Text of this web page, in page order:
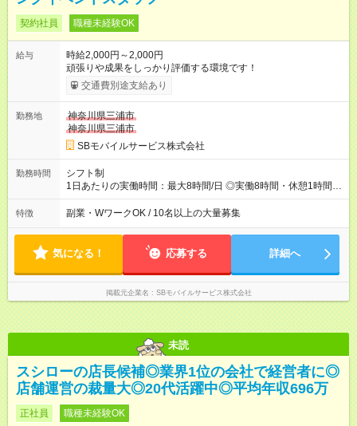
契約社員 職種未経験OK
給与
時給2,000円～2,000円
頑張りや成果をしっかり評価する環境です！
交通費別途支給あり
勤務地
神奈川県三浦市
神奈川県三浦市
SBモバイルサービス株式会社
勤務時間
シフト制
1日あたりの実働時間：最大8時間/日 ◎実働8時間・休憩1時間 ◎
残業は月平均5時間程度です
特徴 副業・WワークOK / 10名以上の大量募集
気になる！ 応募する 詳細へ
掲載元企業名 SBモバイルサービス株式会社
未読
スシローの店長候補◎業界1位の会社で経営者に◎
店舗運営の裁量大◎20代活躍中◎平均年収696万
正社員 職種未経験OK